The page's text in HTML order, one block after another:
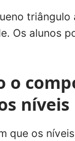
Os alunos
o
níveis
que os